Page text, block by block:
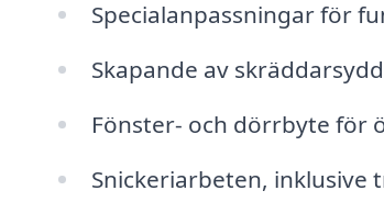
Specialanpassningar för
Skapande av
Fönster- och dörrbyte för
Snickeriarbeten, inklusive